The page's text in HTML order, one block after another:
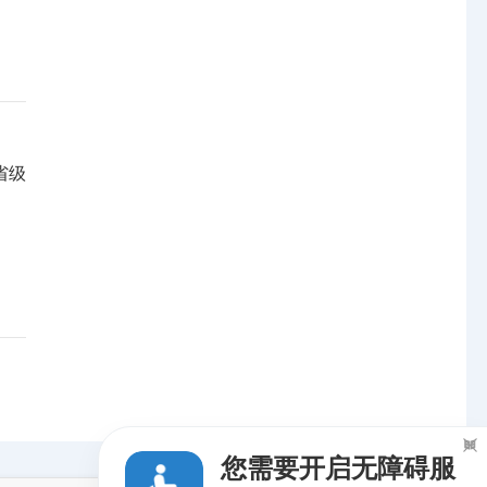
级
您需要开启无障碍服
